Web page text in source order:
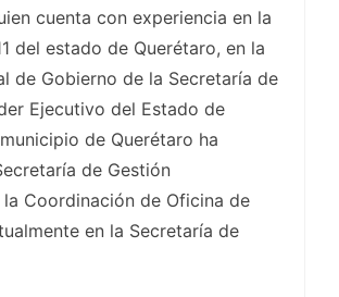
cuenta con experiencia en la
del estado de Querétaro, en la
de Gobierno de la Secretaría de
Ejecutivo del Estado de
de Querétaro ha
de Gestión
la Coordinación de Oficina de
en la Secretaría de